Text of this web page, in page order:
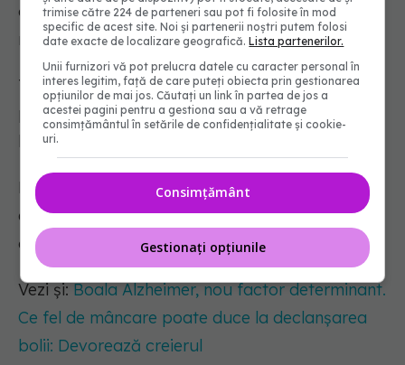
oregano poate provoca iritații ale pielii, ale
mucoasei nazale și ale gurii.
Trebuie reținut faptul că uleiul de oregano
poate interacționa cu unele medicamente și să
le scadă efectul acestora.
De asemenea, extractul de ulei de oregano nu
este recomandat femeilor însărcinate și celor
care alăptează.
Vezi și:Boala Alzheimer, nou factor determinant.
Ce fel de mâncare poate duce la declanșarea
bolii: Devorează creierul
trimise către 224 de parteneri sau pot fi folosite în mod
specific de acest site. Noi și partenerii noștri putem folosi
date exacte de localizare geografică.Lista partenerilor.
Unii furnizori vă pot prelucra datele cu caracter personal în
interes legitim, față de care puteți obiecta prin gestionarea
opțiunilor de mai jos. Căutați un link în partea de jos a
acestei pagini pentru a gestiona sau a vă retrage
consimțământul în setările de confidențialitate și cookie-
uri.
Consimțământ
Gestionați opțiunile